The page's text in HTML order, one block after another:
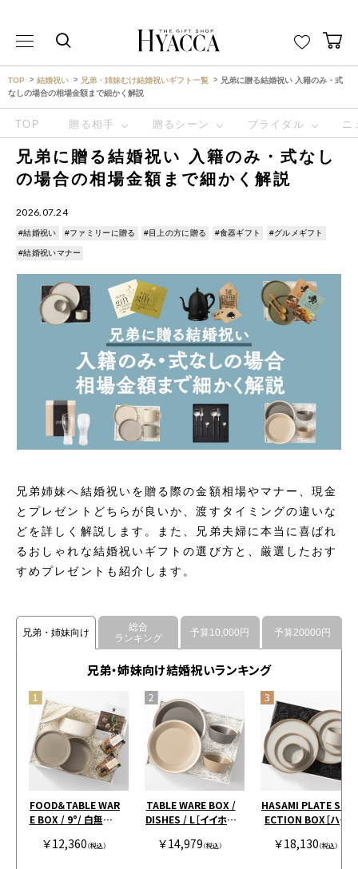
TOP 結婚祝い 兄弟・姉妹むけ結婚祝いギフト一覧
兄弟に贈る結婚祝い 入籍のみ・式
なしの場合の相場金額まで細かく解説
TOP 贈る相手 贈るシーン ブライダル ニ
兄弟に贈る結婚祝い 入籍のみ・式なし
の場合の相場金額まで細かく解説
2026.07.24
#結婚祝い #ファミリーに贈る #目上の方に贈る #食器ギフト #グルメギフト
#結婚祝いマナー
兄弟姉妹へ結婚祝いを贈る際の金額相場やマナー、現金
とプレゼントどちらが良いか、渡すタイミングの違いな
どを詳しく解説します。また、兄弟夫婦に本当に喜ばれ
るおしゃれな結婚祝いギフトの選び方と、厳選したおす
すめプレゼントも紹介します。
兄弟・姉妹向け
総合
ランキング
予算10,000円 予算20000円
兄弟・姉妹向け結婚祝いランキング
FOOD＆TABLE WAR
E BOX / 9°/ 白無垢&
￥12,360（税込）
TABLE WARE BOX /
DISHES / L［イイホシ
グレー＆ベージュ［イ
￥14,979（税込）
HASAMI PLATE SEL
ECTION BOX［ハサ
［ハサミポーセリン］
￥18,130（税込）